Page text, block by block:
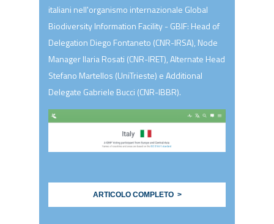
italiani nell'organismo internazionale Global
Biodiversity Information Facility - GBIF: Head of
Delegation Diego Fontaneto (CNR-IRSA), Node
Manager Ilaria Rosati (CNR-IRET), Alternate Head
Stefano Martellos (UniTrieste) e Additional
Delegate Gabriele Bucci (CNR-IBBR).
ARTICOLO COMPLETO >